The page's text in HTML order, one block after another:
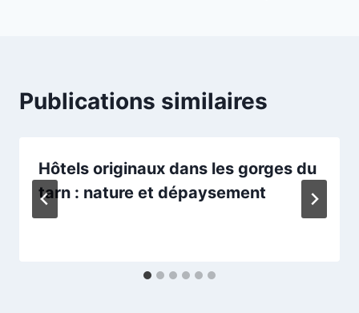
Publications similaires
Hôtels originaux dans les gorges du
tarn : nature et dépaysement